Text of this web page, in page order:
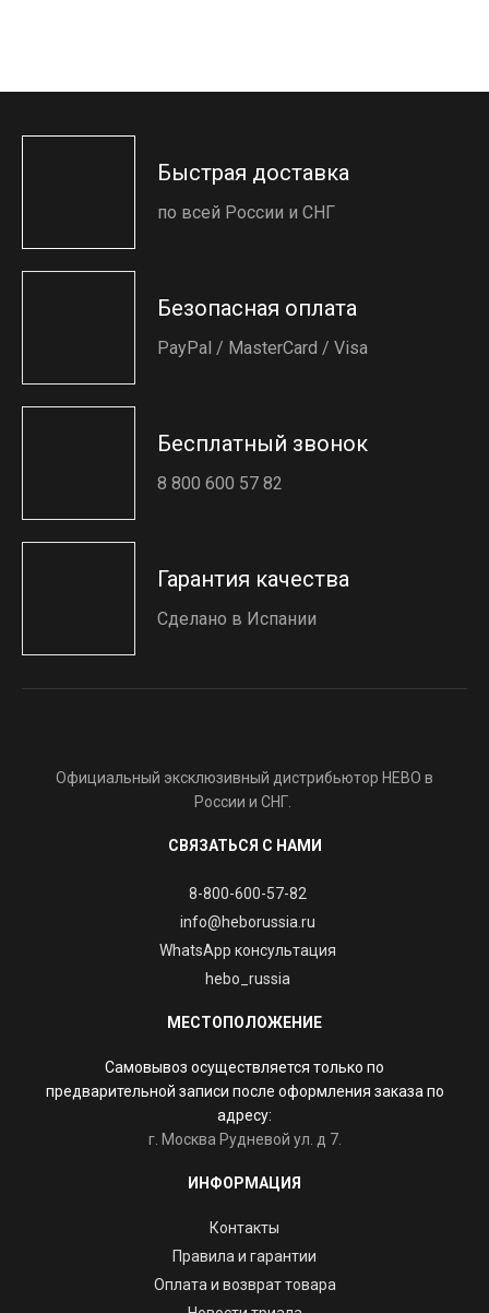
Быстрая доставка
по всей России и СНГ
Безопасная оплата
PayPal / MasterCard / Visa
Бесплатный звонок
8 800 600 57 82
Гарантия качества
Сделано в Испании
Официальный эксклюзивный дистрибьютор HEBO в
России и СНГ.
СВЯЗАТЬСЯ С НАМИ
8-800-600-57-82
info@heborussia.ru
WhatsApp консультация
hebo_russia
МЕСТОПОЛОЖЕНИЕ
Самовывоз осуществляется только по
предварительной записи после оформления заказа по
адресу:
г. Москва Рудневой ул. д 7.
ИНФОРМАЦИЯ
Контакты
Правила и гарантии
Оплата и возврат товара